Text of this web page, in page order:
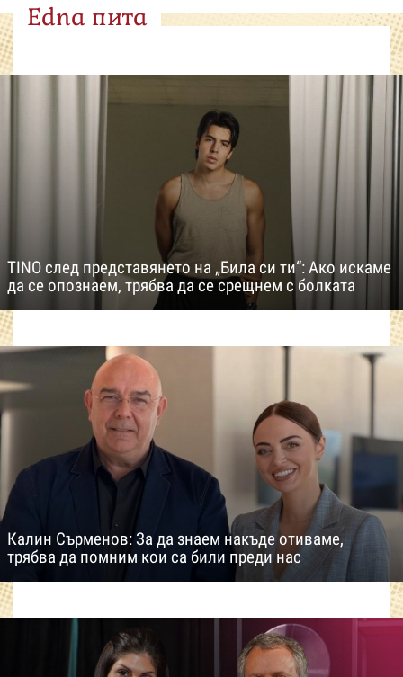
Edna пита
TINO след представянето на „Била си ти“: Ако искаме
да се опознаем, трябва да се срещнем с болката
Калин Сърменов: За да знаем накъде отиваме,
трябва да помним кои са били преди нас